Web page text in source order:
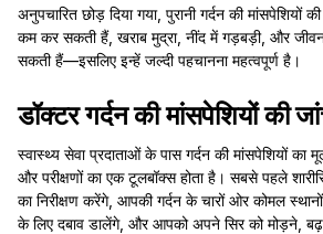
अनुपचारित छोड़ दिया गया, पुरानी गर्दन की मांसपेशियों
कम कर सकती हैं, खराब मुद्रा, नींद में गड़बड़ी, और
सकती हैं—इसलिए इन्हें जल्दी पहचानना महत्वपूर्ण है।
डॉक्टर गर्दन की मांसपेशियों की
स्वास्थ्य सेवा प्रदाताओं के पास गर्दन की मांसपेशियों का
और परीक्षणों का एक टूलबॉक्स होता है। सबसे पहले
का निरीक्षण करेंगे, आपकी गर्दन के चारों ओर कोमल
के लिए दबाव डालेंगे, और आपको अपने सिर को मोड़ने,